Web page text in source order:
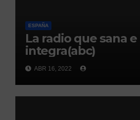
ESPAÑA
La radio que sana e
integra(abc)
ABR 16, 2022